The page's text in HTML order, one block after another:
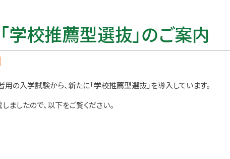
学校推薦型選抜」のご案内
の入学試験から、新たに「学校推薦型選抜」を導入しています。
したので、以下をご覧ください。